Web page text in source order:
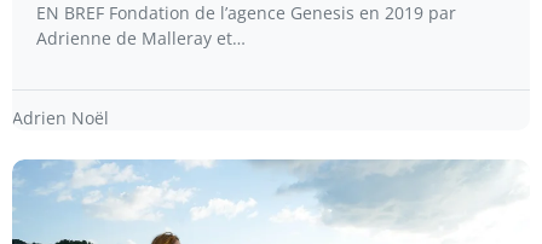
EN BREF Fondation de l’agence Genesis en 2019 par
Adrienne de Malleray et…
Adrien Noël